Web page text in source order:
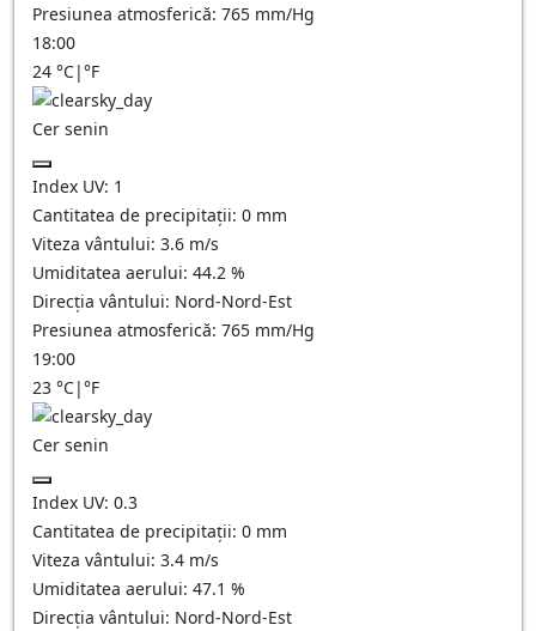
Presiunea atmosferică: 765 mm/Hg
18:00
24 °C|°F
Cer senin
Index UV: 1
Cantitatea de precipitații: 0 mm
Viteza vântului: 3.6 m/s
Umiditatea aerului: 44.2 %
Direcția vântului: Nord-Nord-Est
Presiunea atmosferică: 765 mm/Hg
19:00
23 °C|°F
Cer senin
Index UV: 0.3
Cantitatea de precipitații: 0 mm
Viteza vântului: 3.4 m/s
Umiditatea aerului: 47.1 %
Direcția vântului: Nord-Nord-Est